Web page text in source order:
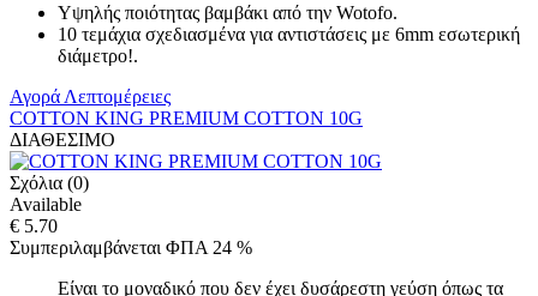
Υψηλής ποιότητας βαμβάκι από την Wotofo.
10 τεμάχια σχεδιασμένα για αντιστάσεις με 6mm εσωτερική
διάμετρο!.
Αγορά Λεπτομέρειες
COTTON KING PREMIUM COTTON 10G
ΔΙΑΘΕΣΙΜΟ
Σχόλια (0)
Available
€ 5.70
Συμπεριλαμβάνεται ΦΠΑ 24 %
Είναι το μοναδικό που δεν έχει δυσάρεστη γεύση όπως τα